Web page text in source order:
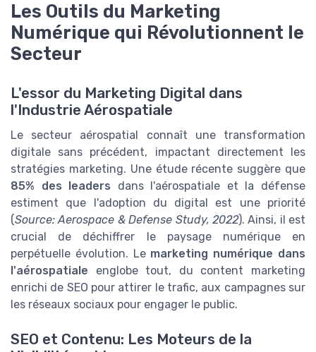
Les Outils du Marketing
Numérique qui Révolutionnent le
Secteur
L'essor du Marketing Digital dans
l'Industrie Aérospatiale
Le secteur aérospatial connaît une transformation
digitale sans précédent, impactant directement les
stratégies marketing. Une étude récente suggère que
85% des leaders dans l'aérospatiale et la défense
estiment que l'adoption du digital est une priorité
(Source: Aerospace & Defense Study, 2022). Ainsi, il est
crucial de déchiffrer le paysage numérique en
perpétuelle évolution. Le marketing numérique dans
l'aérospatiale englobe tout, du content marketing
enrichi de SEO pour attirer le trafic, aux campagnes sur
les réseaux sociaux pour engager le public.
SEO et Contenu: Les Moteurs de la